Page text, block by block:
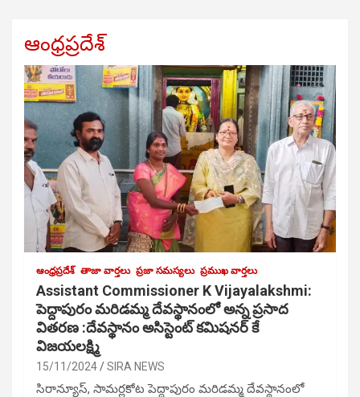
ఆంధ్రప్రదేశ్
ఆంధ్రప్రదేశ్ తాజా వార్తలు ప్రజా సమస్యలు ప్రముఖ వార్తలు
Assistant Commissioner K Vijayalakshmi:
పెద్దాపురం మరిడమ్మ దేవస్థానంలో అన్న ప్రసాద
వితరణ :దేవస్థానం అసిస్టెంట్ కమిషనర్ కే
విజయలక్ష్మి
15/11/2024 SIRA NEWS
సిరాన్యూస్, సామర్లకోట పెద్దాపురం మరిడమ్మ దేవస్థానంలో